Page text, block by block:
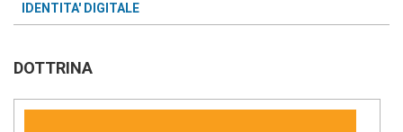
IDENTITA' DIGITALE
DOTTRINA